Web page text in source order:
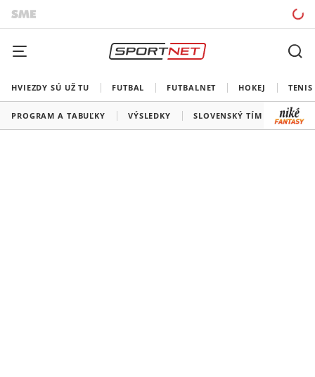
HVIEZDY SÚ UŽ TU FUTBAL FUTBALNET HOKEJ TENIS
PROGRAM A TABUĽKY VÝSLEDKY SLOVENSKÝ TÍM